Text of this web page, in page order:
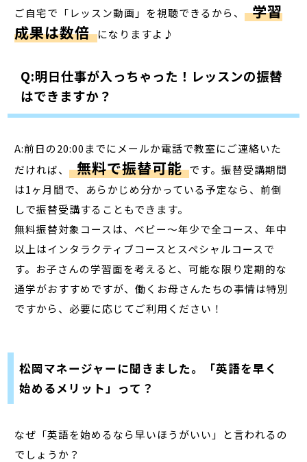
ご自宅で「レッスン動画」を視聴できるから、 学習
成果は数倍 になりますよ♪
Q:明日仕事が入っちゃった！レッスンの振替
はできますか？
A:前日の20:00までにメールか電話で教室にご連絡いた
だければ、 無料で振替可能 です。振替受講期間
は1ヶ月間で、あらかじめ分かっている予定なら、前倒
しで振替受講することもできます。
無料振替対象コースは、ベビー～年少で全コース、年中
以上はインタラクティブコースとスペシャルコースで
す。お子さんの学習面を考えると、可能な限り定期的な
通学がおすすめですが、働くお母さんたちの事情は特別
ですから、必要に応じてご利用ください！
松岡マネージャーに聞きました。「英語を早く
始めるメリット」って？
なぜ「英語を始めるなら早いほうがいい」と言われるの
でしょうか？